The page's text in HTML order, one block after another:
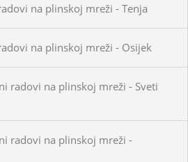
na plinskoj mreži - Tenja
na plinskoj mreži - Osijek
radovi na plinskoj mreži - Sveti
radovi na plinskoj mreži -